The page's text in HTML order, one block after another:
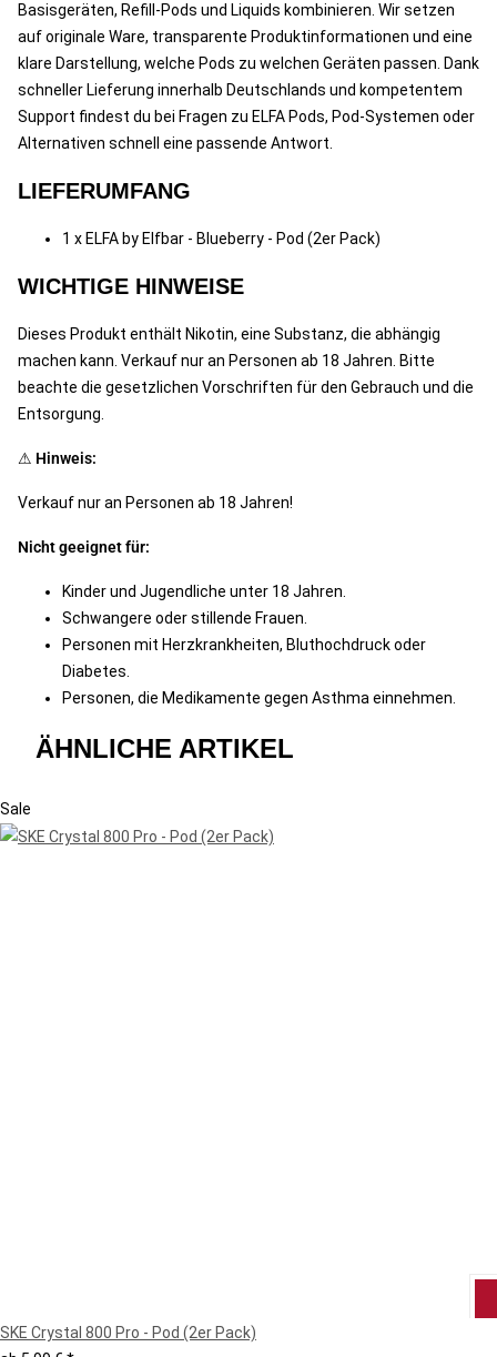
Basisgeräten, Refill-Pods und Liquids kombinieren. Wir setzen
auf originale Ware, transparente Produktinformationen und eine
klare Darstellung, welche Pods zu welchen Geräten passen. Dank
schneller Lieferung innerhalb Deutschlands und kompetentem
Support findest du bei Fragen zu ELFA Pods, Pod-Systemen oder
Alternativen schnell eine passende Antwort.
LIEFERUMFANG
1 x ELFA by Elfbar - Blueberry - Pod (2er Pack)
WICHTIGE HINWEISE
Dieses Produkt enthält Nikotin, eine Substanz, die abhängig
machen kann. Verkauf nur an Personen ab 18 Jahren. Bitte
beachte die gesetzlichen Vorschriften für den Gebrauch und die
Entsorgung.
⚠ Hinweis:
Verkauf nur an Personen ab 18 Jahren!
Nicht geeignet für:
Kinder und Jugendliche unter 18 Jahren.
Schwangere oder stillende Frauen.
Personen mit Herzkrankheiten, Bluthochdruck oder
Diabetes.
Personen, die Medikamente gegen Asthma einnehmen.
ÄHNLICHE ARTIKEL
Sale
SKE Crystal 800 Pro - Pod (2er Pack)